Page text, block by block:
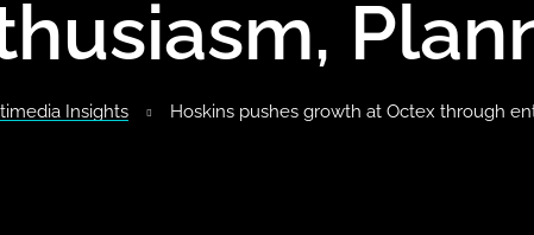
Insights Hoskins pushes growth at Octex through